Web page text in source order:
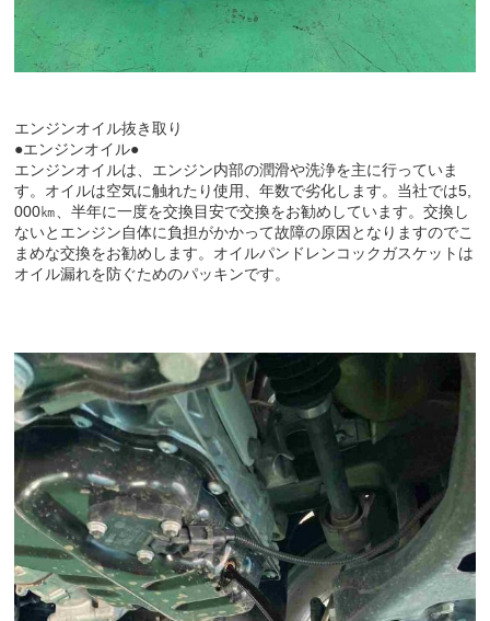
エンジンオイル抜き取り
●エンジンオイル●
エンジンオイルは、エンジン内部の潤滑や洗浄を主に行っていま
す。オイルは空気に触れたり使用、年数で劣化します。当社では5,
000㎞、半年に一度を交換目安で交換をお勧めしています。交換し
ないとエンジン自体に負担がかかって故障の原因となりますのでこ
まめな交換をお勧めします。オイルパンドレンコックガスケットは
オイル漏れを防ぐためのパッキンです。